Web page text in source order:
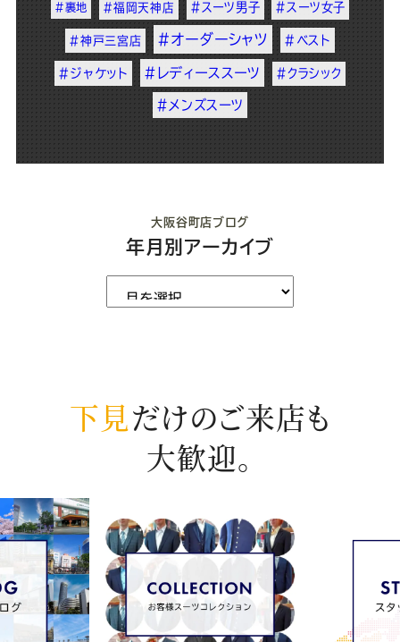
#裏地 #福岡天神店 #スーツ男子 #スーツ女子
#神戸三宮店 #オーダーシャツ #ベスト
#ジャケット #レディーススーツ #クラシック
#メンズスーツ
大阪谷町店ブログ
年月別アーカイブ
下見だけのご来店も
大歓迎。